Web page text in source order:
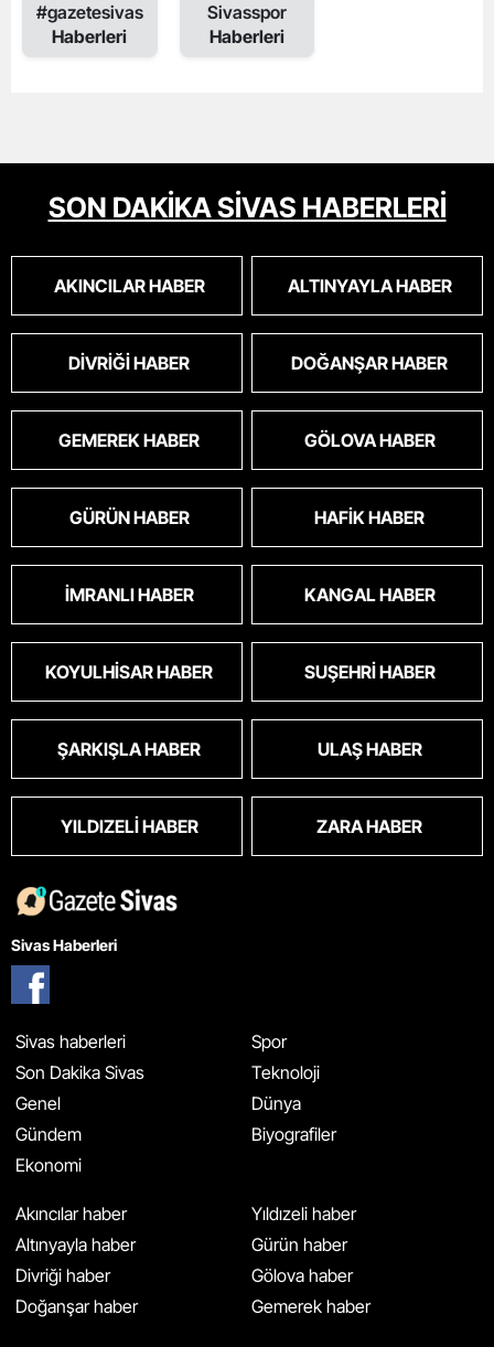
#gazetesivas
Haberleri
Sivasspor
Haberleri
SON DAKİKA SİVAS HABERLERİ
AKINCILAR HABER ALTINYAYLA HABER
DIVRIĞI HABER DOĞANŞAR HABER
GEMEREK HABER GÖLOVA HABER
GÜRÜN HABER HAFIK HABER
İMRANLI HABER KANGAL HABER
KOYULHISAR HABER SUŞEHRI HABER
ŞARKIŞLA HABER ULAŞ HABER
YILDIZELI HABER ZARA HABER
Sivas Haberleri
Sivas haberleri
Son Dakika Sivas
Genel
Gündem
Ekonomi
Spor
Teknoloji
Dünya
Biyografiler
Akıncılar haber
Altınyayla haber
Divriği haber
Doğanşar haber
Yıldızeli haber
Gürün haber
Gölova haber
Gemerek haber